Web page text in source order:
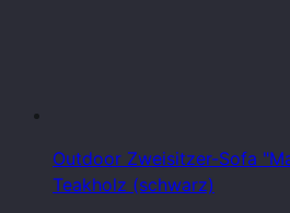
Outdoor Zweisitzer-Sofa
Teakholz (schwarz)